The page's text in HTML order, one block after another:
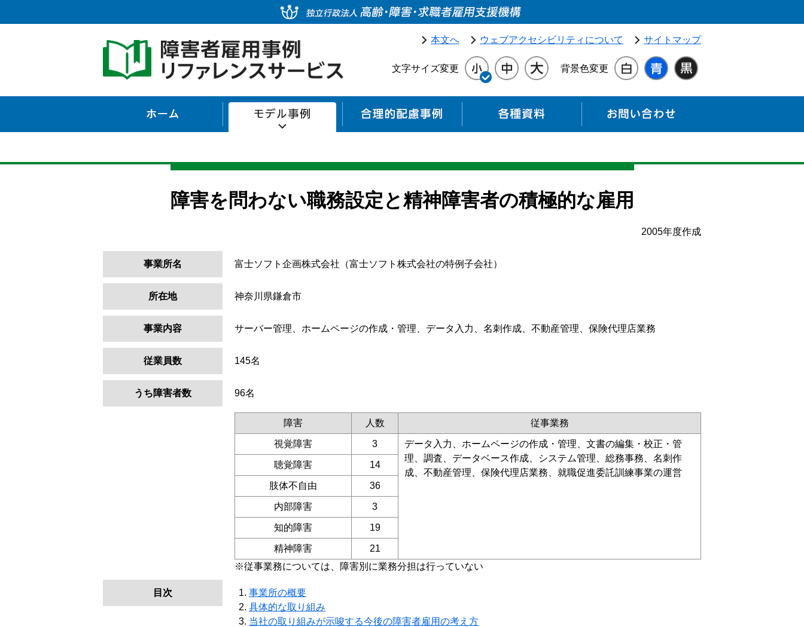
本文へ ウェブアクセシビリティについて サイトマップ
文字サイズ変更 背景色変更
モデル事例 合理的配慮事例 各種資料
障害を問わない職務設定と精神障害者の積極的な雇用
2005年度作成
事業所名 富士ソフト企画株式会社（富士ソフト株式会社の特例子会社）
所在地 神奈川県鎌倉市
事業内容 サーバー管理、ホームページの作成・管理、データ入力、名刺作成、不動産管理、保険代理店業務
従業員数 145名
うち障害者数 96名
※従事業務については、障害別に業務分担は行っていない
障害 人数 従事業務
視覚障害 3
データ入力、ホームページの作成・管理、文書の編集・校正・管
理、調査、データベース作成、システム管理、総務事務、名刺作
成、不動産管理、保険代理店業務、就職促進委託訓練事業の運営
聴覚障害 14
肢体不自由 36
内部障害 3
知的障害 19
精神障害 21
目次
事業所の概要
具体的な取り組み
当社の取り組みが示唆する今後の障害者雇用の考え方